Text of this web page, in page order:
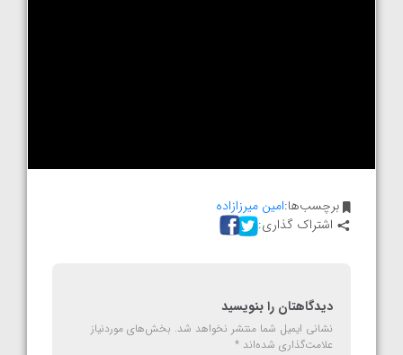
برچسب‌ها:امین میرزازاده
اشتراک گذاری:
دیدگاهتان را بنویسید
نشانی ایمیل شما منتشر نخواهد شد. بخش‌های موردنیاز
علامت‌گذاری شده‌اند *